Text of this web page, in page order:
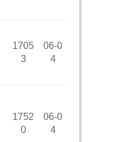
1705
3
06-0
4
1752
0
06-0
4